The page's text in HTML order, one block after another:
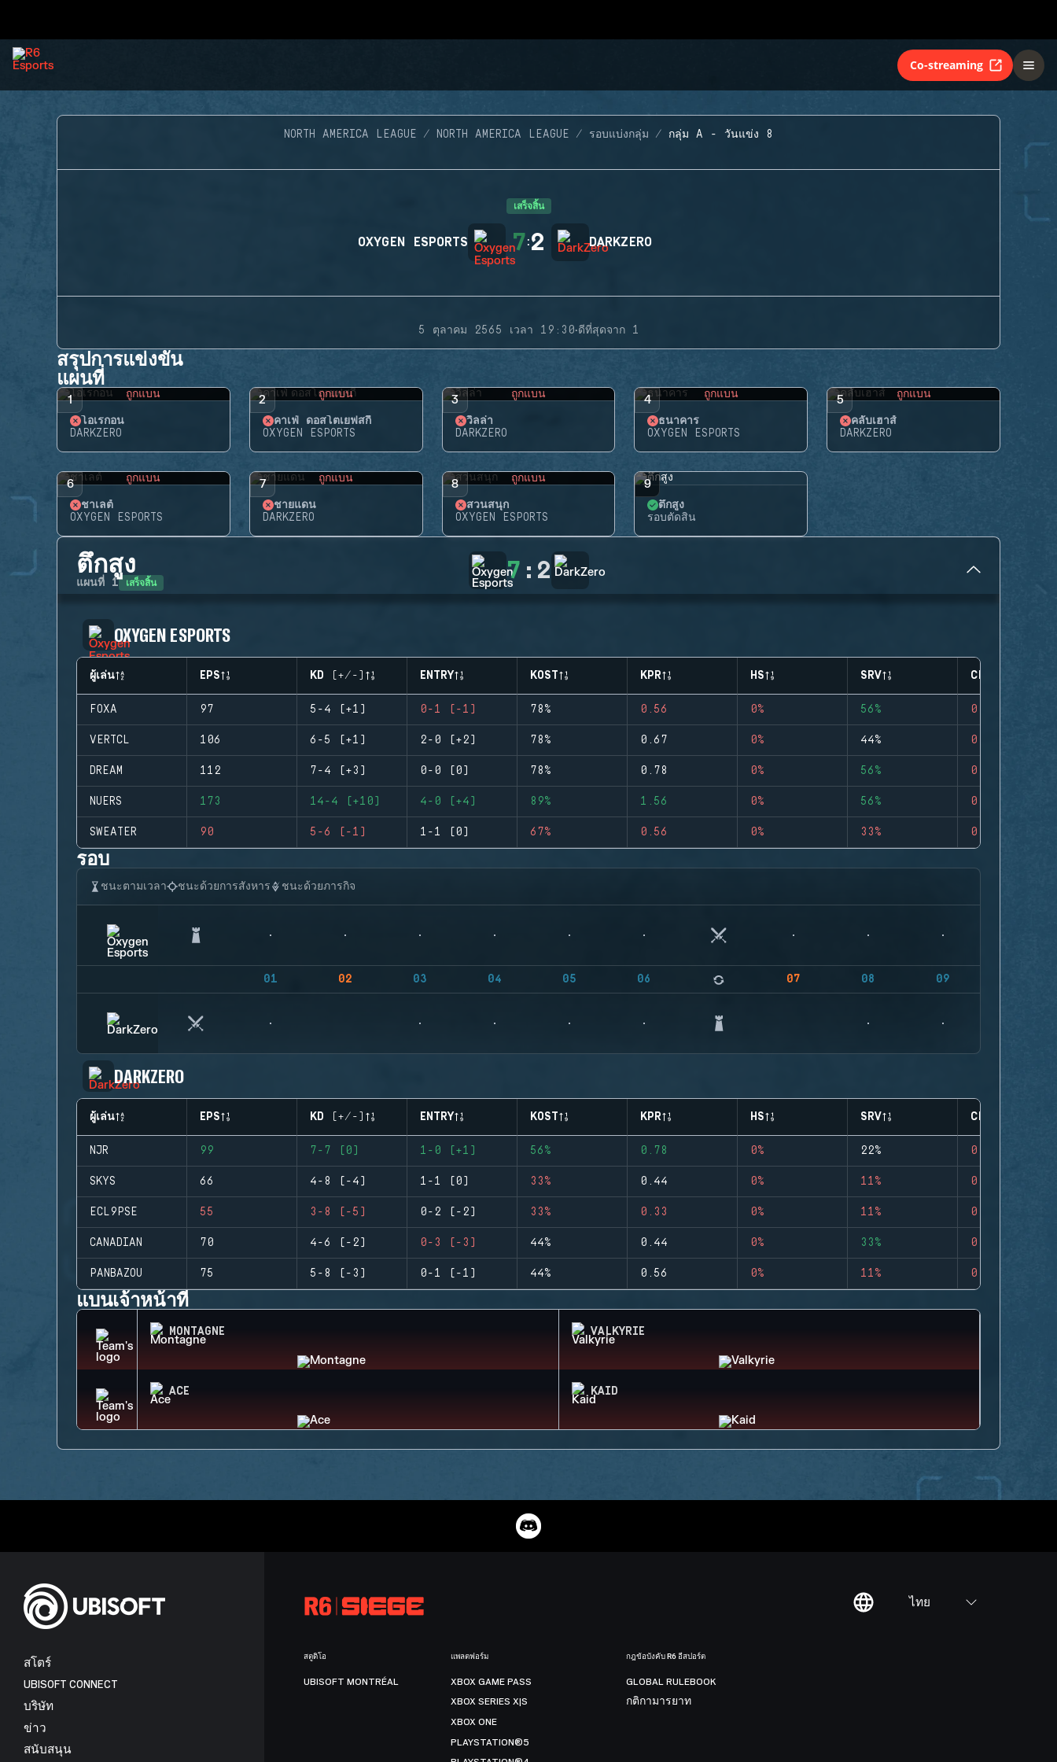
Co-streaming
NORTH AMERICA LEAGUE NORTH AMERICA LEAGUE รอบแบ่งกลุ่ม กลุ่ม A - วันแข่ง 8
เสร็จสิ้น
OXYGEN ESPORTS 7:2 DARKZERO
5 ตุลาคม 2565 เวลา 19:30·ดีที่สุดจาก 1
สรุปการแข่งขัน
แผนที่
1 ถูกแบน
โอเรกอน
DARKZERO
2 ถูกแบน
คาเฟ่ ดอสโตเยฟสกี้
OXYGEN ESPORTS
3 ถูกแบน
วิลล่า
DARKZERO
4 ถูกแบน
ธนาคาร
OXYGEN ESPORTS
5 ถูกแบน
คลับเฮาส์
DARKZERO
6 ถูกแบน
ชาเลต์
OXYGEN ESPORTS
7 ถูกแบน
ชายแดน
DARKZERO
8 ถูกแบน
สวนสนุก
OXYGEN ESPORTS
9
ตึกสูง
รอบตัดสิน
ตึกสูง
แผนที่ 1 เสร็จสิ้น 7 : 2
OXYGEN ESPORTS
ผู้เล่น EPS KD (+/-) ENTRY KOST KPR HS SRV CLUTCHES
FOXA 97 5-4 (+1) 0-1 (-1) 78% 0.56 0% 56% 0
VERTCL 106 6-5 (+1) 2-0 (+2) 78% 0.67 0% 44% 0
DREAM 112 7-4 (+3) 0-0 (0) 78% 0.78 0% 56% 0
NUERS 173 14-4 (+10) 4-0 (+4) 89% 1.56 0% 56% 0
SWEATER 90 5-6 (-1) 1-1 (0) 67% 0.56 0% 33% 0
รอบ
ชนะตามเวลา ชนะด้วยการสังหาร ชนะด้วยภารกิจ
01 02 03 04 05 06 07 08 09
DARKZERO
ผู้เล่น EPS KD (+/-) ENTRY KOST KPR HS SRV CLUTCHES
NJR 99 7-7 (0) 1-0 (+1) 56% 0.78 0% 22% 0
SKYS 66 4-8 (-4) 1-1 (0) 33% 0.44 0% 11% 0
ECL9PSE 55 3-8 (-5) 0-2 (-2) 33% 0.33 0% 11% 0
CANADIAN 70 4-6 (-2) 0-3 (-3) 44% 0.44 0% 33% 0
PANBAZOU 75 5-8 (-3) 0-1 (-1) 44% 0.56 0% 11% 0
แบนเจ้าหน้าที่
MONTAGNE VALKYRIE
ACE KAID
ไทย
สโตร์
UBISOFT CONNECT
บริษัท
ข่าว
สนับสนุน
สตูดิโอ
UBISOFT MONTRÉAL
แพลตฟอร์ม
XBOX GAME PASS
XBOX SERIES X|S
XBOX ONE
PLAYSTATION®5
กฎข้อบังคับ R6 อีสปอร์ต
GLOBAL RULEBOOK
กติกามารยาท